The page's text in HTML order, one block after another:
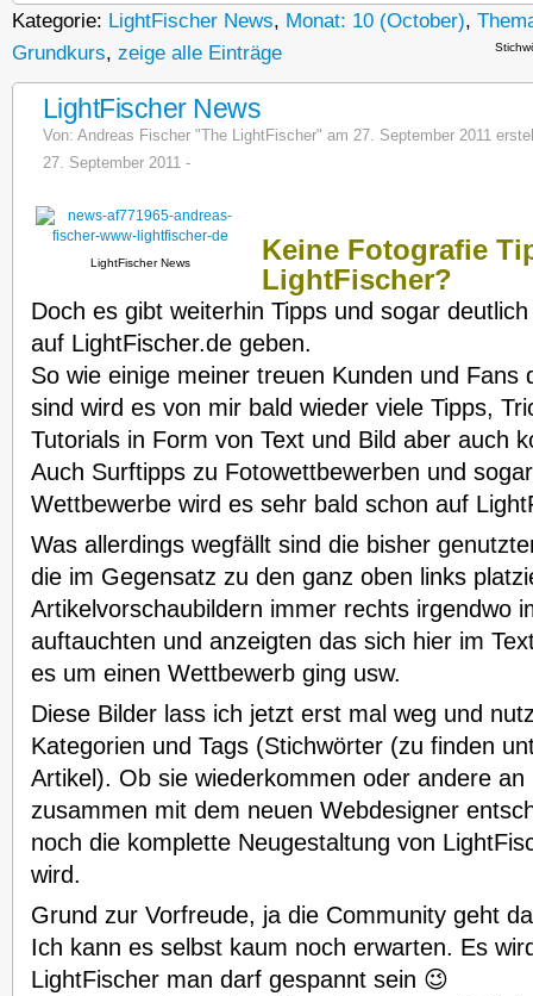
Kategorie: LightFischer News, Monat: 10 (October),
Grundkurs, zeige alle Einträge
LightFischer News
Von: Andreas Fischer "The LightFischer" am 27. September 2011
27. September 2011 -
LightFischer News
Keine Fotografie
LightFischer?
Doch es gibt weiterhin Tipps und sogar
auf LightFischer.de geben.
So wie einige meiner treuen Kunden und Fans
sind wird es von mir bald wieder viele Tipps,
Tutorials in Form von Text und Bild aber auch
Auch Surftipps zu Fotowettbewerben und
Wettbewerbe wird es sehr bald schon auf
Was allerdings wegfällt sind die bisher
die im Gegensatz zu den ganz oben links
Artikelvorschaubildern immer rechts irgendwo
auftauchten und anzeigten das sich hier im
es um einen Wettbewerb ging usw.
Diese Bilder lass ich jetzt erst mal weg und
Kategorien und Tags (Stichwörter (zu finden
Artikel). Ob sie wiederkommen oder andere
zusammen mit dem neuen Webdesigner
noch die komplette Neugestaltung von
wird.
Grund zur Vorfreude, ja die Community geht
Ich kann es selbst kaum noch erwarten. Es
LightFischer man darf gespannt sein 😉